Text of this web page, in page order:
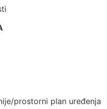
prostorni plan uređenja